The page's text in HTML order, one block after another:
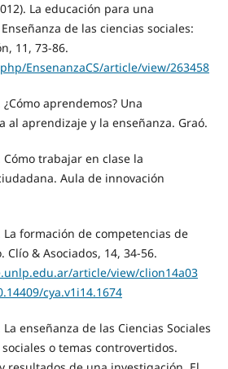
La educación para una
de las ciencias sociales:
11, 73-86.
EnsenanzaCS/article/view/263458
aprendemos? Una
al aprendizaje y la enseñanza. Graó.
Cómo trabajar en clase la
Aula de innovación
La formación de competencias de
& Asociados, 14, 34-56.
article/view/clion14a03
cya.v1i14.1674
enseñanza de las Ciencias Sociales
o temas controvertidos.